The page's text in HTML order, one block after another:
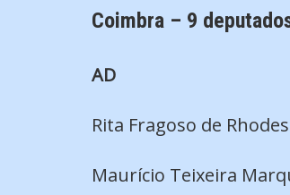
Coimbra – 9
AD
Rita Fragoso de
Maurício Teixeira